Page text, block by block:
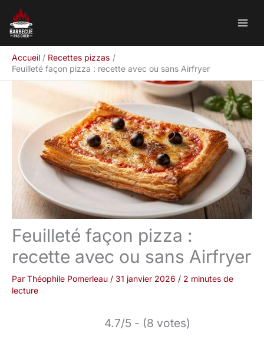
contenu
Accueil
Recettes pizzas
Feuilleté façon pizza : recette avec ou sans Airfryer
Feuilleté façon pizza :
recette avec ou sans Airfryer
Par Théophile Pomerleau / 31 janvier 2026 / 2 minutes de
lecture
4.7/5 - (8 votes)
Rechercher